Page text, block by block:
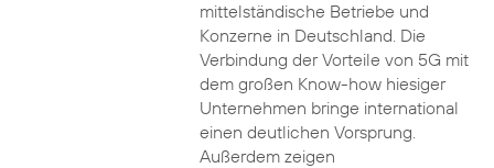
mittelständische Betriebe und
Konzerne in Deutschland. Die
Verbindung der Vorteile von 5G mit
dem großen Know-how hiesiger
Unternehmen bringe international
einen deutlichen Vorsprung.
Außerdem zeigen